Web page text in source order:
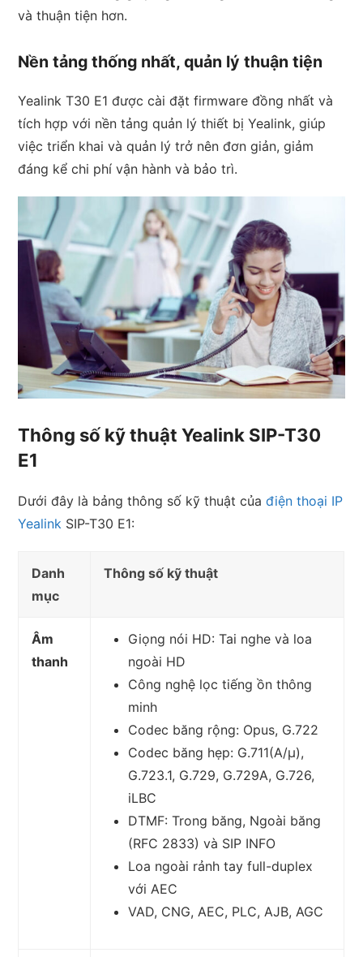
và thuận tiện hơn.
Nền tảng thống nhất, quản lý thuận tiện
Yealink T30 E1 được cài đặt firmware đồng nhất và
tích hợp với nền tảng quản lý thiết bị Yealink, giúp
việc triển khai và quản lý trở nên đơn giản, giảm
đáng kể chi phí vận hành và bảo trì.
Thông số kỹ thuật Yealink SIP-T30
E1
Dưới đây là bảng thông số kỹ thuật củađiện thoại IP
Yealink SIP-T30 E1:
Danh
mục
Thông số kỹ thuật
Âm
thanh
Giọng nói HD: Tai nghe và loa
ngoài HD
Công nghệ lọc tiếng ồn thông
minh
Codec băng rộng: Opus, G.722
Codec băng hẹp: G.711(A/μ),
G.723.1, G.729, G.729A, G.726,
iLBC
DTMF: Trong băng, Ngoài băng
(RFC 2833) và SIP INFO
Loa ngoài rảnh tay full-duplex
với AEC
VAD, CNG, AEC, PLC, AJB, AGC